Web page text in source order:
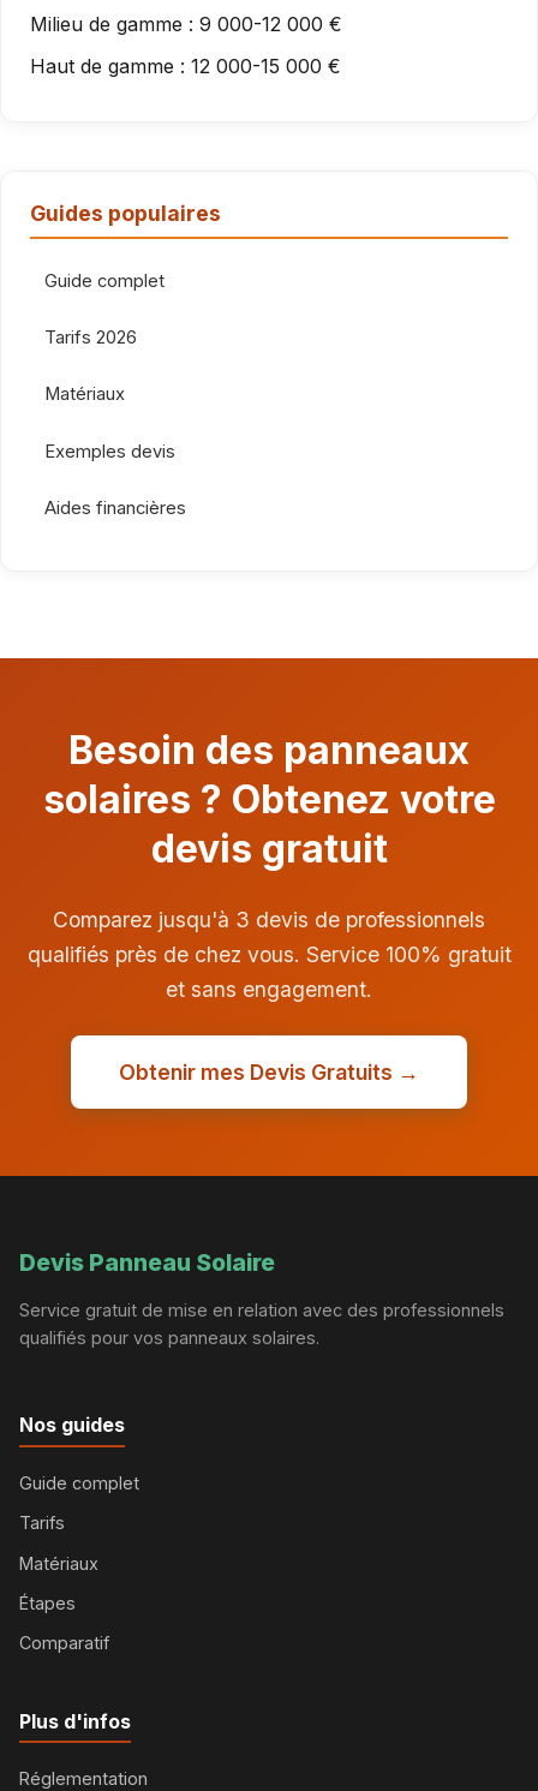
Milieu de gamme : 9 000-12 000 €
Haut de gamme : 12 000-15 000 €
Guides populaires
Guide complet
Tarifs 2026
Matériaux
Exemples devis
Aides financières
Besoin des panneaux
solaires ? Obtenez votre
devis gratuit
Comparez jusqu'à 3 devis de professionnels
qualifiés près de chez vous. Service 100% gratuit
et sans engagement.
Obtenir mes Devis Gratuits →
Devis Panneau Solaire
Service gratuit de mise en relation avec des professionnels
qualifiés pour vos panneaux solaires.
Nos guides
Guide complet
Tarifs
Matériaux
Étapes
Comparatif
Plus d'infos
Réglementation